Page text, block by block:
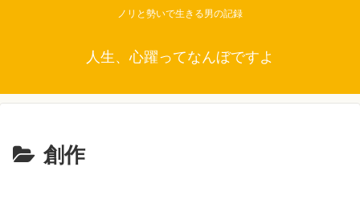
ノリと勢いで生きる男の記録
人生、心躍ってなんぼですよ
創作